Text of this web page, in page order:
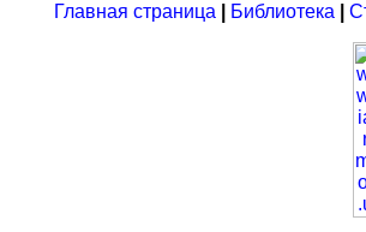
Главная страница Библиотека